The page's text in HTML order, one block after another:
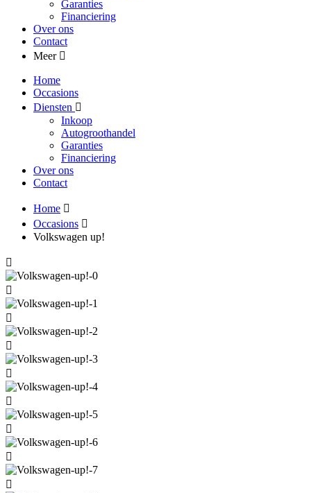
Garanties
Financiering
Over ons
Contact
Meer
Home
Occasions
Diensten
Inkoop
Autogroothandel
Garanties
Financiering
Over ons
Contact
Home
Occasions
Volkswagen up!